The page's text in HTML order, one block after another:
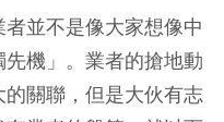
並不是像大家想像中
機」。業者的搶地動
關聯，但是大伙有志